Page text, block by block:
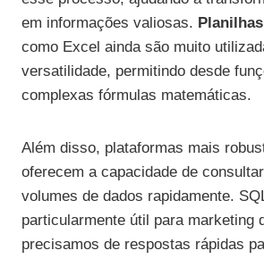
em informações valiosas.
como Excel ainda são muito
versatilidade, permitindo desde
complexas fórmulas matemáticas.
Além disso, plataformas mais
oferecem a capacidade de
volumes de dados rapidamente.
particularmente útil para marketing
precisamos de respostas rápidas